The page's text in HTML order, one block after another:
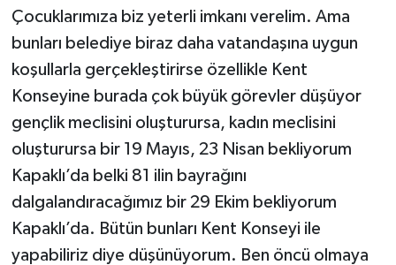
Çocuklarımıza biz yeterli imkanı verelim. Ama
bunları belediye biraz daha vatandaşına uygun
koşullarla gerçekleştirirse özellikle Kent
Konseyine burada çok büyük görevler düşüyor
gençlik meclisini oluşturursa, kadın meclisini
oluşturursa bir 19 Mayıs, 23 Nisan bekliyorum
Kapaklı’da belki 81 ilin bayrağını
dalgalandıracağımız bir 29 Ekim bekliyorum
Kapaklı’da. Bütün bunları Kent Konseyi ile
yapabiliriz diye düşünüyorum. Ben öncü olmaya